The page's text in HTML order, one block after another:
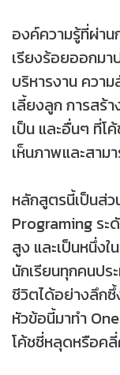
องค์ความรู้ที่ผ่า
เรียงร้อยออกมา
บริหารงาน ควา
เลี้ยงลูก การสร้
เป็น และอื่นๆ ที่โ
เห็นภาพและสาม
หลักสูตรนี้เป็นส่
Programing ร
สูง และเป็นหนึ่ง
นักเรียนทุกคนปร
ชีวิตได้อย่างลึก
หัวข้อนี้มาทำ
โค้ชชี่หลุดหรือค